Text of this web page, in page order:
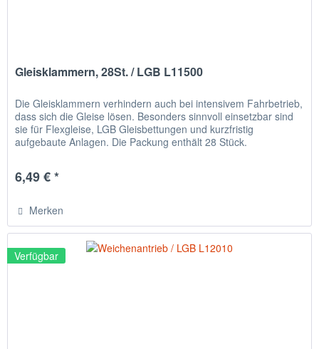
Gleisklammern, 28St. / LGB L11500
Die Gleisklammern verhindern auch bei intensivem Fahrbetrieb,
dass sich die Gleise lösen. Besonders sinnvoll einsetzbar sind
sie für Flexgleise, LGB Gleisbettungen und kurzfristig
aufgebaute Anlagen. Die Packung enthält 28 Stück.
6,49 € *
Merken
Verfügbar